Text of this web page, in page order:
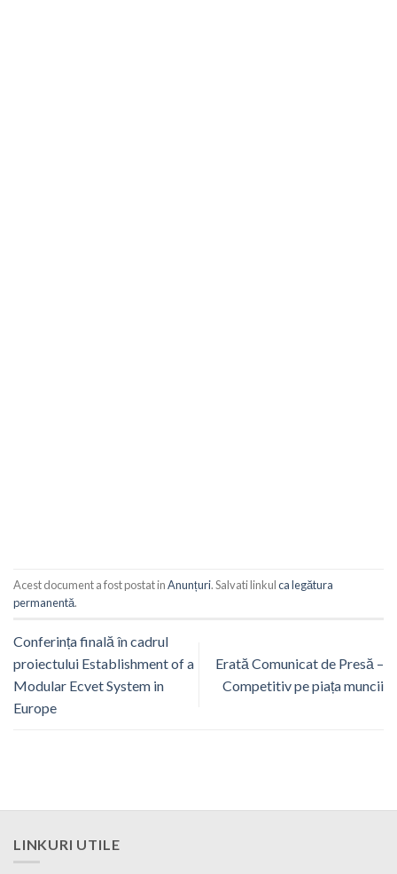
Acest document a fost postat inAnunțuri. Salvati linkulca legătura
permanentă.
Conferința finală în cadrul
proiectului Establishment of a
Modular Ecvet System in
Europe
Erată Comunicat de Presă –
Competitiv pe piața muncii
LINKURI UTILE